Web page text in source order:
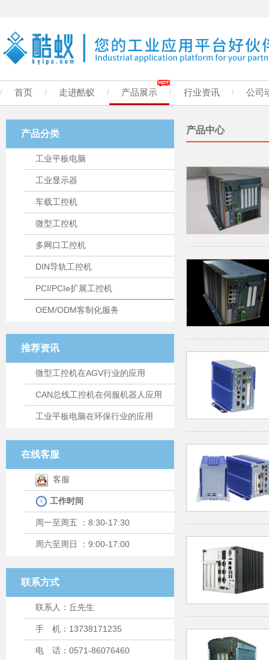
/ 首页 / 走进酷蚁 / 产品展示 / 行业资讯 / 公司
产品分类
工业平板电脑
工业显示器
车载工控机
微型工控机
多网口工控机
DIN导轨工控机
PCI/PCIe扩展工控机
OEM/ODM客制化服务
推荐资讯
微型工控机在AGV行业的应用
CAN总线工控机在伺服机器人应用
工业平板电脑在环保行业的应用
在线客服
客服
工作时间
周一至周五 ：8:30-17:30
周六至周日 ：9:00-17:00
联系方式
联系人：丘先生
手 机：13738171235
电 话：0571-86076460
产品中心